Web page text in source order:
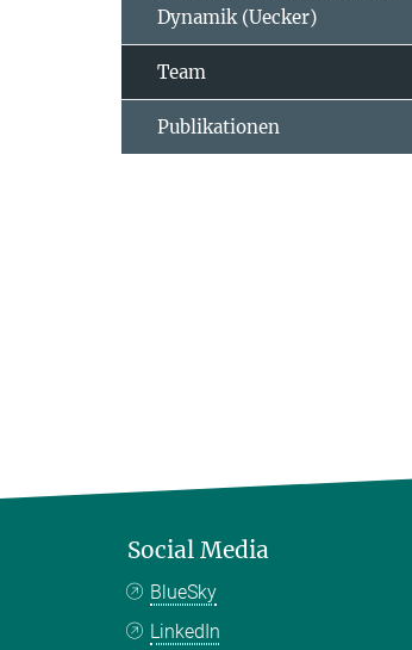
Dynamik (Uecker)
Team
Publikationen
Social Media
BlueSky
LinkedIn